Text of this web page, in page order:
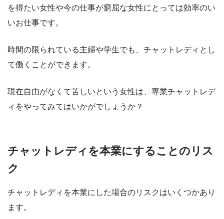
を得たい女性や今の仕事が窮屈な女性にとっては効率のい
いお仕事です。
時間の限られている主婦や学生でも、チャットレディとし
て働くことができます。
現在自由がなくて苦しいという女性は、専業チャットレデ
ィをやってみてはいかがでしょうか？
チャットレディを本業にすることのリス
ク
チャットレディを本業にした場合のリスク はいくつかあり
ます。